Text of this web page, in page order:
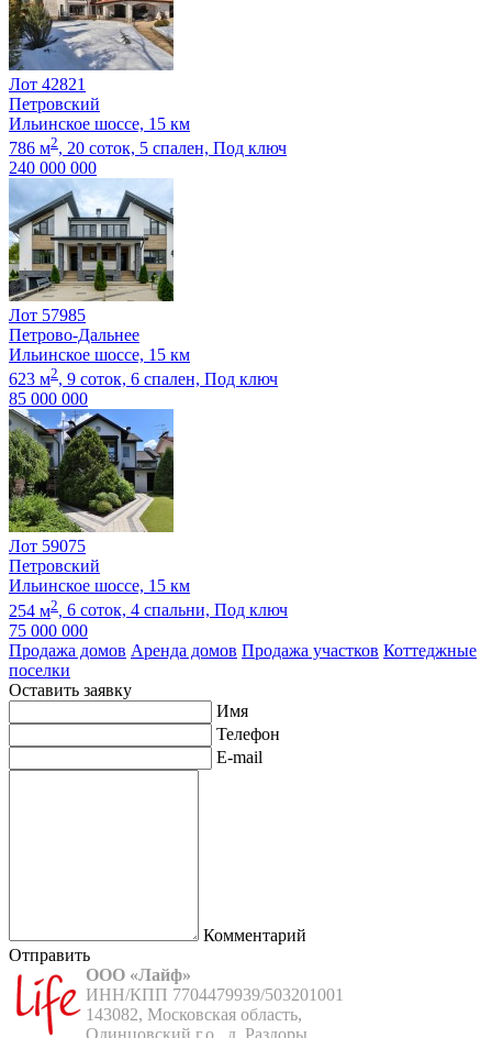
Лот 42821
Петровский
Ильинское шоссе, 15 км
786 м2, 20 соток, 5 спален, Под ключ
240 000 000
Лот 57985
Петрово-Дальнее
Ильинское шоссе, 15 км
623 м2, 9 соток, 6 спален, Под ключ
85 000 000
Лот 59075
Петровский
Ильинское шоссе, 15 км
254 м2, 6 соток, 4 спальни, Под ключ
75 000 000
Продажа домов Аренда домов Продажа участков Коттеджные
поселки
Оставить заявку
Имя
Телефон
E-mail
Комментарий
Отправить
ООО «Лайф»
ИНН/КПП 7704479939/503201001
143082, Московская область,
Одинцовский г.о., д. Раздоры,